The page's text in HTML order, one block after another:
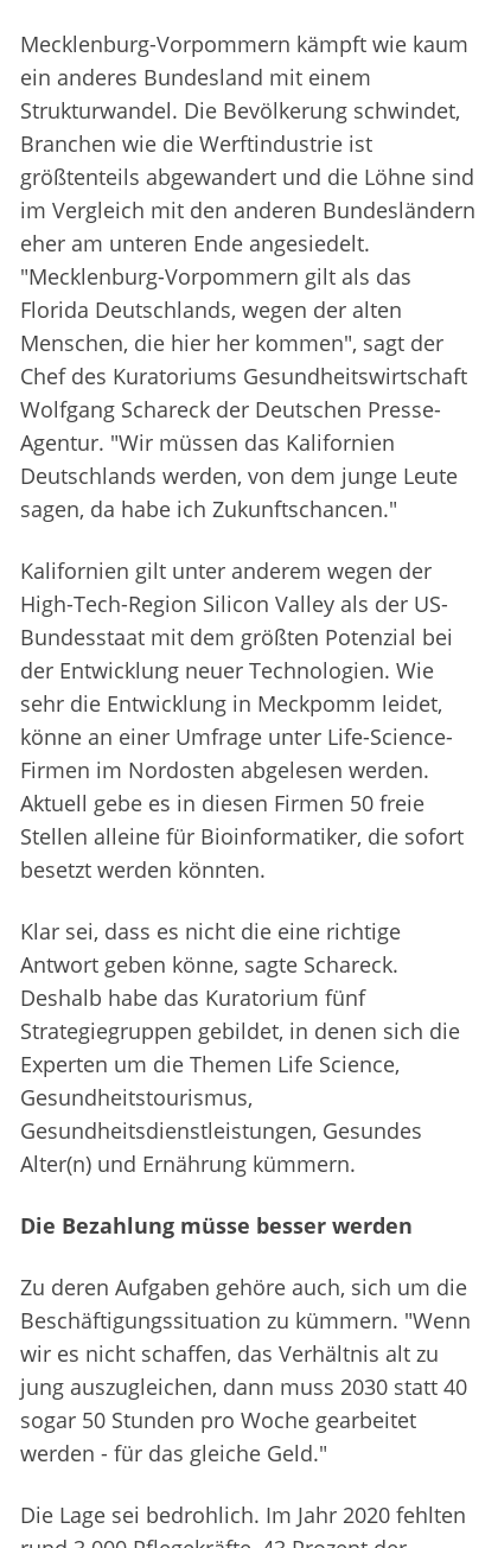
Mecklenburg-Vorpommern kämpft wie kaum
ein anderes Bundesland mit einem
Strukturwandel. Die Bevölkerung schwindet,
Branchen wie die Werftindustrie ist
größtenteils abgewandert und die Löhne sind
im Vergleich mit den anderen Bundesländern
eher am unteren Ende angesiedelt.
"Mecklenburg-Vorpommern gilt als das
Florida Deutschlands, wegen der alten
Menschen, die hier her kommen", sagt der
Chef des Kuratoriums Gesundheitswirtschaft
Wolfgang Schareck der Deutschen Presse-
Agentur. "Wir müssen das Kalifornien
Deutschlands werden, von dem junge Leute
sagen, da habe ich Zukunftschancen."
Kalifornien gilt unter anderem wegen der
High-Tech-Region Silicon Valley als der US-
Bundesstaat mit dem größten Potenzial bei
der Entwicklung neuer Technologien. Wie
sehr die Entwicklung in Meckpomm leidet,
könne an einer Umfrage unter Life-Science-
Firmen im Nordosten abgelesen werden.
Aktuell gebe es in diesen Firmen 50 freie
Stellen alleine für Bioinformatiker, die sofort
besetzt werden könnten.
Klar sei, dass es nicht die eine richtige
Antwort geben könne, sagte Schareck.
Deshalb habe das Kuratorium fünf
Strategiegruppen gebildet, in denen sich die
Experten um die Themen Life Science,
Gesundheitstourismus,
Gesundheitsdienstleistungen, Gesundes
Alter(n) und Ernährung kümmern.
Die Bezahlung müsse besser werden
Zu deren Aufgaben gehöre auch, sich um die
Beschäftigungssituation zu kümmern. "Wenn
wir es nicht schaffen, das Verhältnis alt zu
jung auszugleichen, dann muss 2030 statt 40
sogar 50 Stunden pro Woche gearbeitet
werden - für das gleiche Geld."
Die Lage sei bedrohlich. Im Jahr 2020 fehlten